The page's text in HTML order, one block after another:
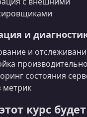
и
и
состояния
метрик
курс